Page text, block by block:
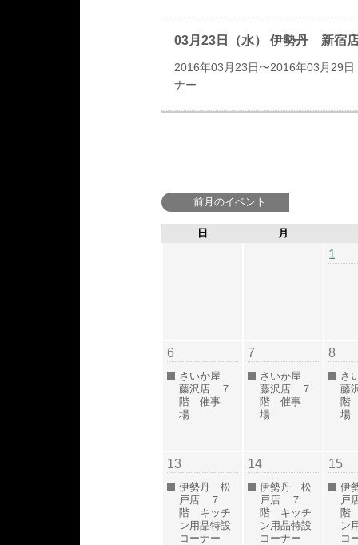
03月23日（水） 伊勢丹 新宿
2016年03月23日〜2016年03月29日
ナー
前月のイベント
日 月
1
6
さいか屋
藤沢店 ７
階 催事
場
7
さいか屋
藤沢店 ７
階 催事
場
8
さ
藤
階
13
伊勢丹 松
戸店 ７
階 キッチ
ン用品特設
コーナー
14
伊勢丹 松
戸店 ７
階 キッチ
ン用品特設
コーナー
15
伊
戸
階
ン
コ